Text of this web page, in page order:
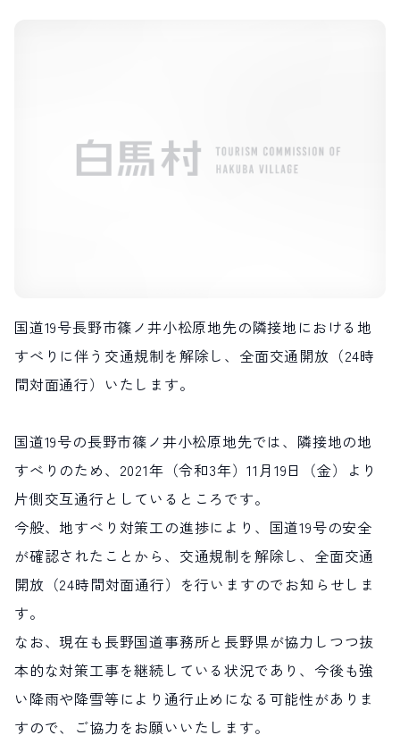
白馬村観光局インフォメーション
Snow Peak LAND STATION HAKUBA内
営業時間：9:00～17:00
定休日：無休
TEL.0261-85-4210 / FAX.0261-85-4240
ABOUT HAKUBA
白馬村について
EVENTS
イベント情報
INFORMATION MEISTER TOUR
ふるさと納税
サイト内検索
検索する
白馬村までのアクセス
白馬村内の交通情報
国道19号長野市篠ノ井小松原地先の隣接地における地
すべりに伴う交通規制を解除し、全面交通開放（24時
間対面通行）いたします。
国道19号の長野市篠ノ井小松原地先では、隣接地の地
すべりのため、2021年（令和3年）11月19日（金）より
片側交互通行としているところです。
今般、地すべり対策工の進捗により、国道19号の安全
が確認されたことから、交通規制を解除し、全面交通
開放（24時間対面通行）を行いますのでお知らせしま
す。
なお、現在も長野国道事務所と長野県が協力しつつ抜
本的な対策工事を継続している状況であり、今後も強
い降雨や降雪等により通行止めになる可能性がありま
すので、ご協力をお願いいたします。